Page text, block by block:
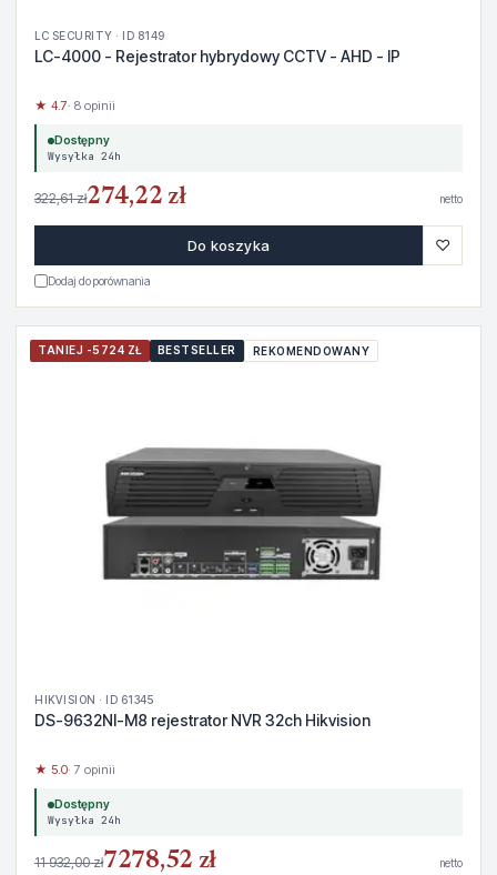
LC SECURITY · ID 8149
LC-4000 - Rejestrator hybrydowy CCTV - AHD - IP
★ 4.7· 8 opinii
Dostępny
Wysyłka 24h
322,61 zł274,22 zł netto
Do koszyka ♡
Dodaj do porównania
TANIEJ -5724 ZŁ BESTSELLER REKOMENDOWANY
HIKVISION · ID 61345
DS-9632NI-M8 rejestrator NVR 32ch Hikvision
★ 5.0· 7 opinii
Dostępny
Wysyłka 24h
11 932,00 zł7278,52 zł netto